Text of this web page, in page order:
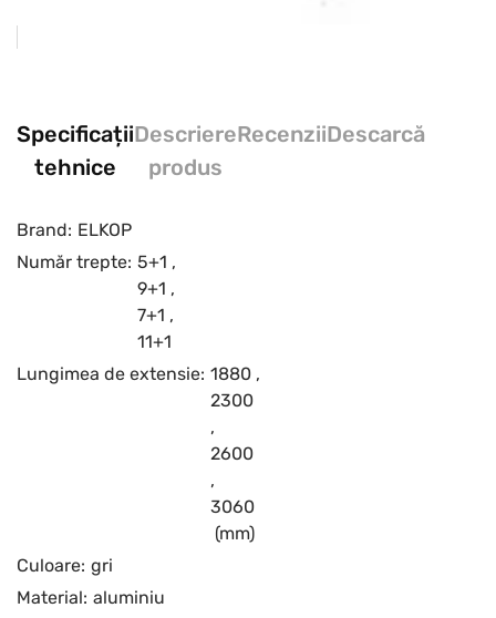
Specificații
tehnice
Descriere
produs
RecenziiDescarcă
Brand: ELKOP
Număr trepte: 5+1 ,
9+1 ,
7+1 ,
11+1
Lungimea de extensie: 1880 ,
2300
,
2600
,
3060
(mm)
Culoare: gri
Material: aluminiu